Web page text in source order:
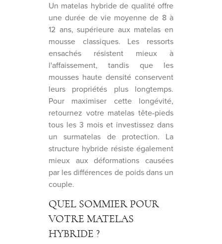
Un matelas hybride de qualité offre
une durée de vie moyenne de 8 à
12 ans, supérieure aux matelas en
mousse classiques. Les ressorts
ensachés résistent mieux à
l'affaissement, tandis que les
mousses haute densité conservent
leurs propriétés plus longtemps.
Pour maximiser cette longévité,
retournez votre matelas tête-pieds
tous les 3 mois et investissez dans
un surmatelas de protection. La
structure hybride résiste également
mieux aux déformations causées
par les différences de poids dans un
couple.
QUEL SOMMIER POUR
VOTRE MATELAS
HYBRIDE ?